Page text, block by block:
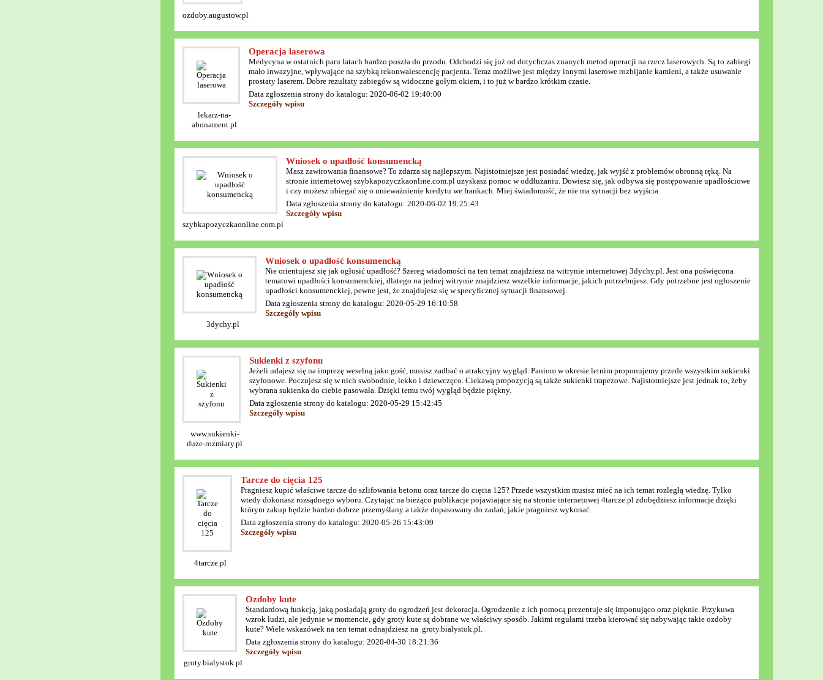
ozdoby.augustow.pl
lekarz-na-
abonament.pl
Operacja laserowa
Medycyna w ostatnich paru latach bardzo poszła do przodu. Odchodzi się już od dotychczas znanych metod operacji na rzecz laserowych. Są to zabiegi
mało inwazyjne, wpływające na szybką rekonwalescencję pacjenta. Teraz możliwe jest między innymi laserowe rozbijanie kamieni, a także usuwanie
prostaty laserem. Dobre rezultaty zabiegów są widoczne gołym okiem, i to już w bardzo krótkim czasie.
Data zgłoszenia strony do katalogu: 2020-06-02 19:40:00
Szczegóły wpisu
szybkapozyczkaonline.com.pl
Wniosek o upadłość konsumencką
Masz zawirowania finansowe? To zdarza się najlepszym. Najistotniejsze jest posiadać wiedzę, jak wyjść z problemów obronną ręką. Na
stronie internetowej szybkapozyczkaonline.com.pl uzyskasz pomoc w oddłużaniu. Dowiesz się, jak odbywa się postępowanie upadłościowe
i czy możesz ubiegać się o unieważnienie kredytu we frankach. Miej świadomość, że nie ma sytuacji bez wyjścia.
Data zgłoszenia strony do katalogu: 2020-06-02 19:25:43
Szczegóły wpisu
3dychy.pl
Wniosek o upadłość konsumencką
Nie orientujesz się jak ogłosić upadłość? Szereg wiadomości na ten temat znajdziesz na witrynie internetowej 3dychy.pl. Jest ona poświęcona
tematowi upadłości konsumenckiej, dlatego na jednej witrynie znajdziesz wszelkie informacje, jakich potrzebujesz. Gdy potrzebne jest ogłoszenie
upadłości konsumenckiej, pewne jest, że znajdujesz się w specyficznej sytuacji finansowej.
Data zgłoszenia strony do katalogu: 2020-05-29 16:10:58
Szczegóły wpisu
www.sukienki-
duze-rozmiary.pl
Sukienki z szyfonu
Jeżeli udajesz się na imprezę weselną jako gość, musisz zadbać o atrakcyjny wygląd. Paniom w okresie letnim proponujemy przede wszystkim sukienki
szyfonowe. Poczujesz się w nich swobodnie, lekko i dziewczęco. Ciekawą propozycją są także sukienki trapezowe. Najistotniejsze jest jednak to, żeby
wybrana sukienka do ciebie pasowała. Dzięki temu twój wygląd będzie piękny.
Data zgłoszenia strony do katalogu: 2020-05-29 15:42:45
Szczegóły wpisu
4tarcze.pl
Tarcze do cięcia 125
Pragniesz kupić właściwe tarcze do szlifowania betonu oraz tarcze do cięcia 125? Przede wszystkim musisz mieć na ich temat rozległą wiedzę. Tylko
wtedy dokonasz rozsądnego wyboru. Czytając na bieżąco publikacje pojawiające się na stronie internetowej 4tarcze.pl zdobędziesz informacje dzięki
którym zakup będzie bardzo dobrze przemyślany a także dopasowany do zadań, jakie pragniesz wykonać.
Data zgłoszenia strony do katalogu: 2020-05-26 15:43:09
Szczegóły wpisu
groty.bialystok.pl
Ozdoby kute
Standardową funkcją, jaką posiadają groty do ogrodzeń jest dekoracja. Ogrodzenie z ich pomocą prezentuje się imponująco oraz pięknie. Przykuwa
wzrok ludzi, ale jedynie w momencie, gdy groty kute są dobrane we właściwy sposób. Jakimi regułami trzeba kierować się nabywając takie ozdoby
kute? Wiele wskazówek na ten temat odnajdziesz na groty.bialystok.pl.
Data zgłoszenia strony do katalogu: 2020-04-30 18:21:36
Szczegóły wpisu